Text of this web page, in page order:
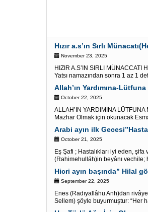
Hızır a.s’ın Sırlı
November 23, 2025
HIZIR A.S’IN SIRLI MÜNACCATI
Yatsı namazından sonra 1 az 1
Allah’ın Yardımına-
October 22, 2025
ALLAH’IN YARDIMINA
Mazhar Olmak için okunacak
Arabi ayın ilk
October 21, 2025
Eş Şafi ; Hastalıkları iyi eden,
(Rahimehulláh)in beyânı vechile;
September 22, 2025
Enes (Radıyallâhu Anh)dan
Sellem) şöyle buyurmuştur: “Her